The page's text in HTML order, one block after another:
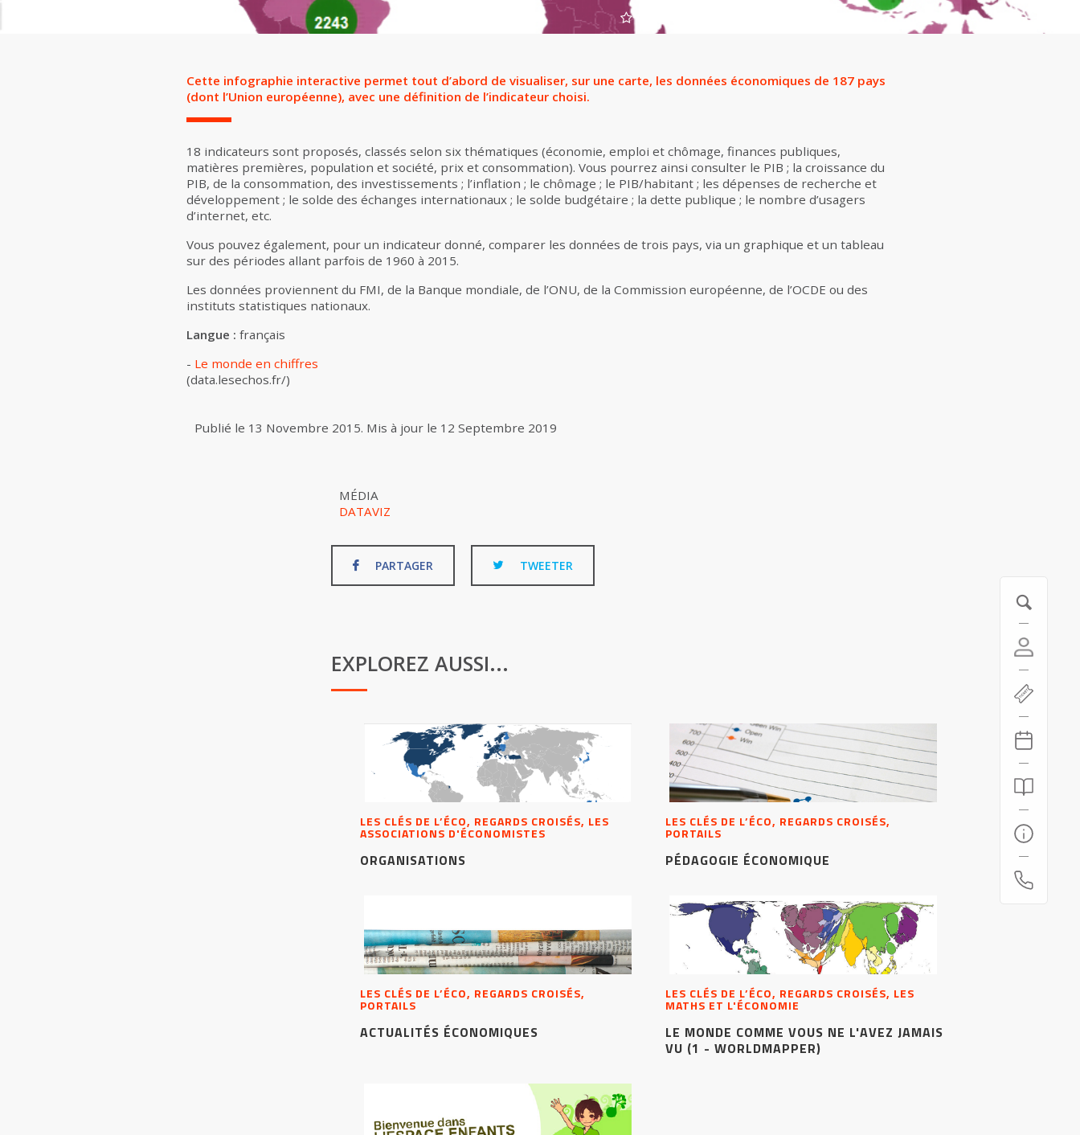
Ajouter à la sélection
Cette info­graphie interactive permet tout d’abord de visualiser, sur une carte, les données économiques de 187 pays
(dont l’Union européenne), avec une définition de l’indicateur choisi.
18 indicateurs sont proposés, classés selon six thématiques (économie, emploi et chômage, finances publiques,
matières premières, population et société, prix et consommation). Vous pourrez ainsi consulter le PIB ; la croissance du
PIB, de la consommation, des investissements ; l’inflation ; le chômage ; le PIB/habitant ; les dépenses de recherche et
développement ; le solde des échanges internationaux ; le solde budgétaire ; la dette publique ; le nombre d’usagers
d’internet, etc.
Vous pouvez également, pour un indicateur donné, comparer les données de trois pays, via un graphique et un tableau
sur des périodes allant parfois de 1960 à 2015.
Les données proviennent du FMI, de la Banque mondiale, de l’ONU, de la Commission européenne, de l’OCDE ou des
instituts statistiques nationaux.
Langue : français
- Le monde en chiffres
(data.lesechos.fr/)
Publié le 13 Novembre 2015. Mis à jour le 12 Septembre 2019
MÉDIA
DATAVIZ
PARTAGER TWEETER
EXPLOREZ AUSSI...
LES CLÉS DE L’ÉCO, REGARDS CROISÉS, LES
ASSOCIATIONS D'ÉCONOMISTES
ORGANISATIONS
LES CLÉS DE L’ÉCO, REGARDS CROISÉS,
PORTAILS
PÉDAGOGIE ÉCONOMIQUE
LES CLÉS DE L’ÉCO, REGARDS CROISÉS,
PORTAILS
ACTUALITÉS ÉCONOMIQUES
LES CLÉS DE L’ÉCO, REGARDS CROISÉS, LES
MATHS ET L'ÉCONOMIE
LE MONDE COMME VOUS NE L'AVEZ JAMAIS
VU (1 - WORLDMAPPER)